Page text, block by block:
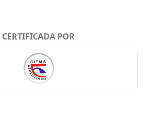
CERTIFICADA POR